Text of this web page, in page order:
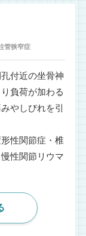
管狭窄症
付近の坐骨神
負荷が加わる
やしびれを引
性関節症・椎
性関節リウマ